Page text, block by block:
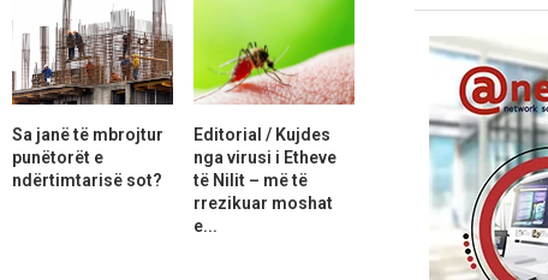
Sa janë të mbrojtur
punëtorët e
ndërtimtarisë sot?
Editorial / Kujdes
nga virusi i Etheve
të Nilit – më të
rrezikuar moshat
e...